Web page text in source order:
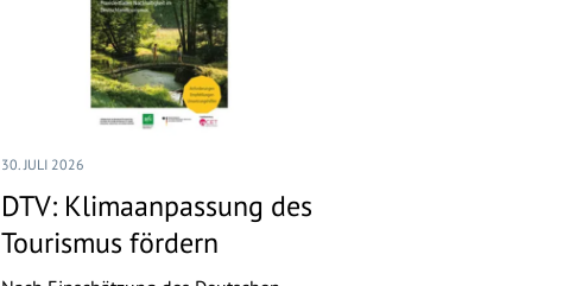
30. JULI 2026
DTV: Klimaanpassung des
Tourismus fördern